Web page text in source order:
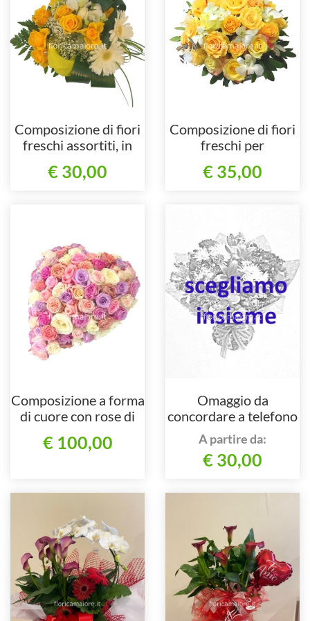
Composizione di fiori
freschi assortiti, in
rose.
€ 30,00
Composizione di fiori
freschi per
€ 35,00
Composizione a forma
di cuore con rose di
€ 100,00
Omaggio da
concordare a telefono
al 3483025416
A partire da:
€ 30,00